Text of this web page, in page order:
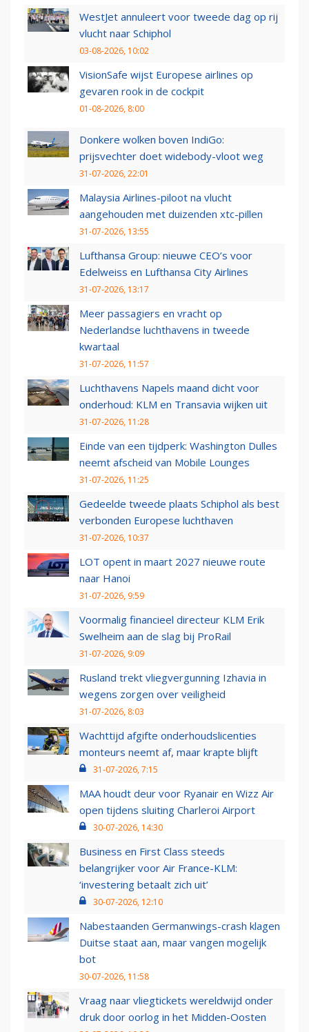
WestJet annuleert voor tweede dag op rij
vlucht naar Schiphol
03-08-2026, 10:02
VisionSafe wijst Europese airlines op
gevaren rook in de cockpit
01-08-2026, 8:00
Donkere wolken boven IndiGo:
prijsvechter doet widebody-vloot weg
31-07-2026, 22:01
Malaysia Airlines-piloot na vlucht
aangehouden met duizenden xtc-pillen
31-07-2026, 13:55
Lufthansa Group: nieuwe CEO’s voor
Edelweiss en Lufthansa City Airlines
31-07-2026, 13:17
Meer passagiers en vracht op
Nederlandse luchthavens in tweede
kwartaal
31-07-2026, 11:57
Luchthavens Napels maand dicht voor
onderhoud: KLM en Transavia wijken uit
31-07-2026, 11:28
Einde van een tijdperk: Washington Dulles
neemt afscheid van Mobile Lounges
31-07-2026, 11:25
Gedeelde tweede plaats Schiphol als best
verbonden Europese luchthaven
31-07-2026, 10:37
LOT opent in maart 2027 nieuwe route
naar Hanoi
31-07-2026, 9:59
Voormalig financieel directeur KLM Erik
Swelheim aan de slag bij ProRail
31-07-2026, 9:09
Rusland trekt vliegvergunning Izhavia in
wegens zorgen over veiligheid
31-07-2026, 8:03
Wachttijd afgifte onderhoudslicenties
monteurs neemt af, maar krapte blijft
31-07-2026, 7:15
MAA houdt deur voor Ryanair en Wizz Air
open tijdens sluiting Charleroi Airport
30-07-2026, 14:30
Business en First Class steeds
belangrijker voor Air France-KLM:
‘investering betaalt zich uit’
30-07-2026, 12:10
Nabestaanden Germanwings-crash klagen
Duitse staat aan, maar vangen mogelijk
bot
30-07-2026, 11:58
Vraag naar vliegtickets wereldwijd onder
druk door oorlog in het Midden-Oosten